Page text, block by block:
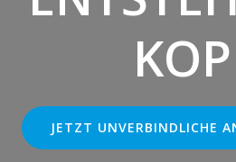
JETZT UNVERBINDLICHE